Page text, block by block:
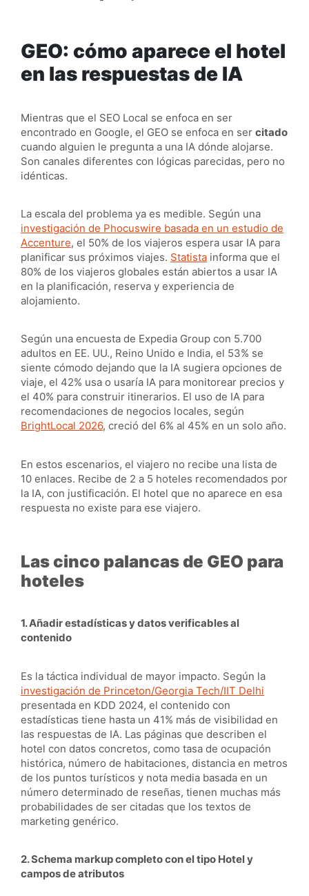
GEO: cómo aparece el hotel
en las respuestas de IA
Mientras que el SEO Local se enfoca en ser
encontrado en Google, el GEO se enfoca en ser citado
cuando alguien le pregunta a una IA dónde alojarse.
Son canales diferentes con lógicas parecidas, pero no
idénticas.
La escala del problema ya es medible. Según una
investigación de Phocuswire basada en un estudio de
Accenture, el 50% de los viajeros espera usar IA para
planificar sus próximos viajes. Statista informa que el
80% de los viajeros globales están abiertos a usar IA
en la planificación, reserva y experiencia de
alojamiento.
Según una encuesta de Expedia Group con 5.700
adultos en EE. UU., Reino Unido e India, el 53% se
siente cómodo dejando que la IA sugiera opciones de
viaje, el 42% usa o usaría IA para monitorear precios y
el 40% para construir itinerarios. El uso de IA para
recomendaciones de negocios locales, según
BrightLocal 2026, creció del 6% al 45% en un solo año.
En estos escenarios, el viajero no recibe una lista de
10 enlaces. Recibe de 2 a 5 hoteles recomendados por
la IA, con justificación. El hotel que no aparece en esa
respuesta no existe para ese viajero.
Las cinco palancas de GEO para
hoteles
1. Añadir estadísticas y datos verificables al
contenido
Es la táctica individual de mayor impacto. Según la
investigación de Princeton/Georgia Tech/IIT Delhi
presentada en KDD 2024, el contenido con
estadísticas tiene hasta un 41% más de visibilidad en
las respuestas de IA. Las páginas que describen el
hotel con datos concretos, como tasa de ocupación
histórica, número de habitaciones, distancia en metros
de los puntos turísticos y nota media basada en un
número determinado de reseñas, tienen muchas más
probabilidades de ser citadas que los textos de
marketing genérico.
2. Schema markup completo con el tipo Hotely
campos de atributos